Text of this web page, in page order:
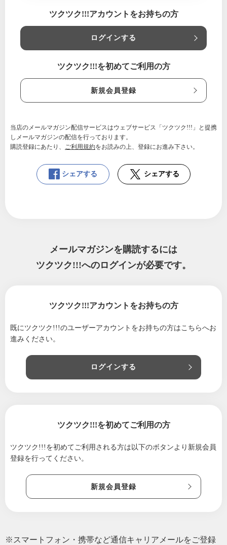
も100ポイント プレゼントしま
す！ よろしくお願いいたします╰
(*´︶`*)
いつでもご利用いただけます
和洋菓子うさぎや
店頭でこちらのクーポンを提示していただけましたら、お
ツクツク!!!アカウントをお持ちの方
ログインする
ツクツク!!!を初めてご利用の方
新規会員登録
当店のメールマガジン配信サービスはウェブサービス「ツクツク!!!」と提携
しメールマガジンの配信を行っております。
購読登録にあたり、 ご利用規約をお読みの上、登録にお進み下さい。
シェアする シェアする
メールマガジンを購読するには
ツクツク!!!へのログインが必要です。
ツクツク!!!アカウントをお持ちの方
既にツクツク!!!のユーザーアカウントをお持ちの方はこちらへお
進みください。
ログインする
ツクツク!!!を初めてご利用の方
ツクツク!!!を初めてご利用される方は 以下のボタンより新規会員
登録を行ってください。
新規会員登録
※スマートフォン・携帯など通信キャリアメールをご登録